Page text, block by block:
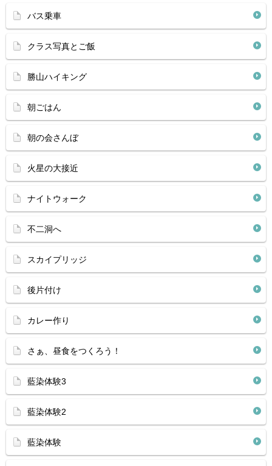
バス乗車
クラス写真とご飯
勝山ハイキング
朝ごはん
朝の会さんぼ
火星の大接近
ナイトウォーク
不二洞へ
スカイプリッジ
後片付け
カレー作り
さぁ、昼食をつくろう！
藍染体験3
藍染体験2
藍染体験